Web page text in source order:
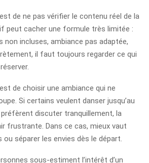
de ne pas vérifier le contenu réel de la
peut cacher une formule très limitée :
non incluses, ambiance pas adaptée,
il faut toujours regarder ce qui
de choisir une ambiance qui ne
Si certains veulent danser jusqu’au
discuter tranquillement, la
frustrante. Dans ce cas, mieux vaut
séparer les envies dès le départ.
sous-estiment l’intérêt d’un